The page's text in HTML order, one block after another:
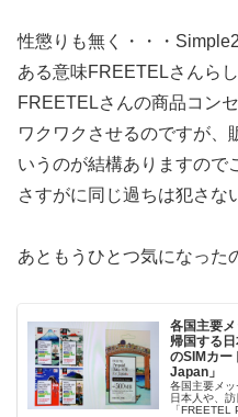
性懲りも無く・・・Simple2
ある意味FREETELさんら
FREETELさんの商品コン
ワクワクさせるのですが、
いうのが結構ありますので
さすがに同じ過ちは犯さな
あともうひとつ気になった
各国主要
帰国する
のSIMカー
Japan」
各国主要メ
日本人や、
「FREETEL